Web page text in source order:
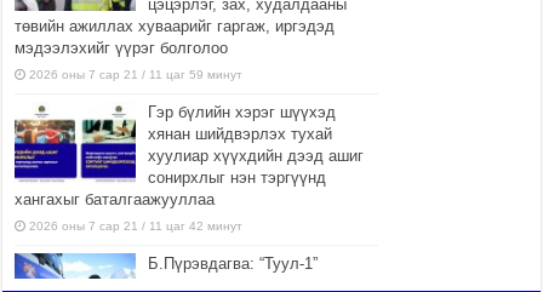
цэцэрлэг, зах, худалдааны
төвийн ажиллах хуваарийг гаргаж, иргэдэд
мэдээлэхийг үүрэг болголоо
2026 оны 7 сар 21 / 11 цаг 59 минут
Гэр бүлийн хэрэг шүүхэд
хянан шийдвэрлэх тухай
хуулиар хүүхдийн дээд ашиг
сонирхлыг нэн тэргүүнд
хангахыг баталгаажууллаа
2026 оны 7 сар 21 / 11 цаг 42 минут
Б.Пүрэвдагва: “Туул-1”